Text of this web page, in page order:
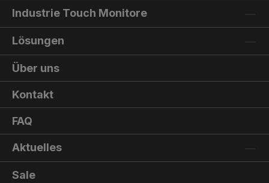
Industrie Touch Monitore
Lösungen
Über uns
Kontakt
FAQ
Aktuelles
Sale